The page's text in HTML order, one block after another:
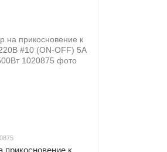
прикосновение к